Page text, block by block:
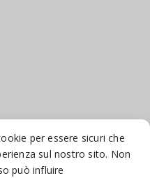
per essere sicuri che
sul nostro sito. Non
può influire